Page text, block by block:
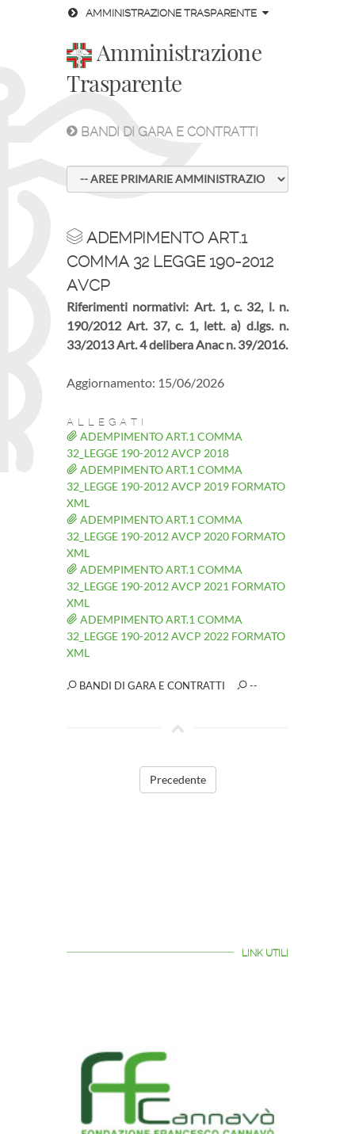
AMMINISTRAZIONE TRASPARENTE
Amministrazione
Trasparente
BANDI DI GARA E CONTRATTI
ADEMPIMENTO ART.1
COMMA 32 LEGGE 190-2012
AVCP
Riferimenti normativi: Art. 1, c. 32, l. n.
190/2012 Art. 37, c. 1, lett. a) d.lgs. n.
33/2013 Art. 4 delibera Anac n. 39/2016.
Aggiornamento: 15/06/2026
ALLEGATI
ADEMPIMENTO ART.1 COMMA
32_LEGGE 190-2012 AVCP 2018
ADEMPIMENTO ART.1 COMMA
32_LEGGE 190-2012 AVCP 2019 FORMATO
XML
ADEMPIMENTO ART.1 COMMA
32_LEGGE 190-2012 AVCP 2020 FORMATO
XML
ADEMPIMENTO ART.1 COMMA
32_LEGGE 190-2012 AVCP 2021 FORMATO
XML
ADEMPIMENTO ART.1 COMMA
32_LEGGE 190-2012 AVCP 2022 FORMATO
XML
BANDI DI GARA E CONTRATTI --
Precedente
LINK UTILI